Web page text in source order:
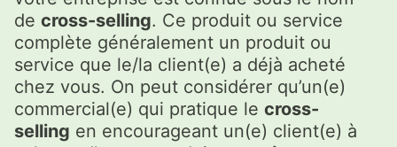
de cross-selling. Ce produit ou service
complète généralement un produit ou
service que le/la client(e) a déjà acheté
chez vous. On peut considérer qu’un(e)
commercial(e) qui pratique le cross-
selling en encourageant un(e) client(e) à